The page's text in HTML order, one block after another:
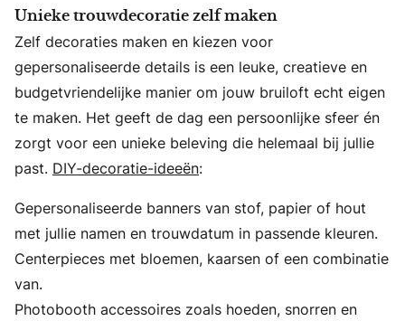
Unieke trouwdecoratie zelf maken
Zelf decoraties maken en kiezen voor
gepersonaliseerde details is een leuke, creatieve en
budgetvriendelijke manier om jouw bruiloft echt eigen
te maken. Het geeft de dag een persoonlijke sfeer én
zorgt voor een unieke beleving die helemaal bij jullie
past. DIY-decoratie-ideeën:
Gepersonaliseerde banners van stof, papier of hout
met jullie namen en trouwdatum in passende kleuren.
Centerpieces met bloemen, kaarsen of een combinatie
van.
Photobooth accessoires zoals hoeden, snorren en